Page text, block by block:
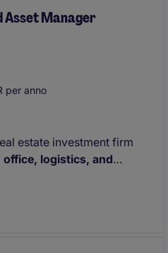
Asset Manager
per anno
estate investment firm
office, logistics, and
additional expertise in